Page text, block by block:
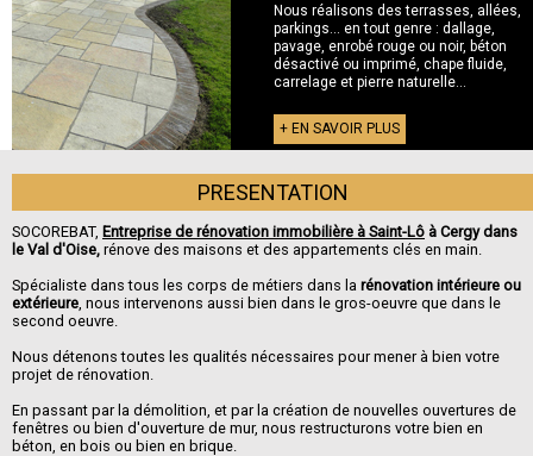
Nous réalisons des terrasses, allées,
parkings... en tout genre : dallage,
pavage, enrobé rouge ou noir, béton
désactivé ou imprimé, chape fluide,
carrelage et pierre naturelle...
+ EN SAVOIR PLUS
PRESENTATION
SOCOREBAT, Entreprise de rénovation immobilière à Saint-Lô à Cergy dans
le Val d'Oise, rénove des maisons et des appartements clés en main.
Spécialiste dans tous les corps de métiers dans la rénovation intérieure ou
extérieure , nous intervenons aussi bien dans le gros-oeuvre que dans le
second oeuvre.
Nous détenons toutes les qualités nécessaires pour mener à bien votre
projet de rénovation.
En passant par la démolition, et par la création de nouvelles ouvertures de
fenêtres ou bien d'ouverture de mur, nous restructurons votre bien en
béton, en bois ou bien en brique.